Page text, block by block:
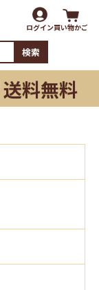
ログイン買い物かご
検索
送料無料